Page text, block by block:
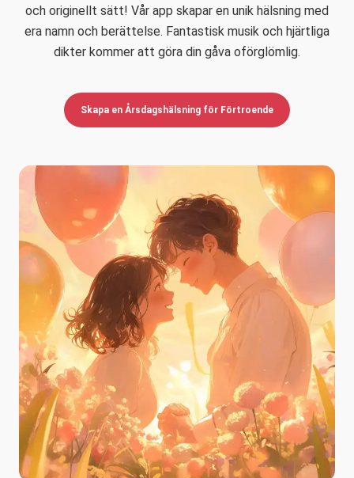
och originellt sätt! Vår app skapar en unik hälsning med
era namn och berättelse. Fantastisk musik och hjärtliga
dikter kommer att göra din gåva oförglömlig.
Skapa en Årsdagshälsning för Förtroende